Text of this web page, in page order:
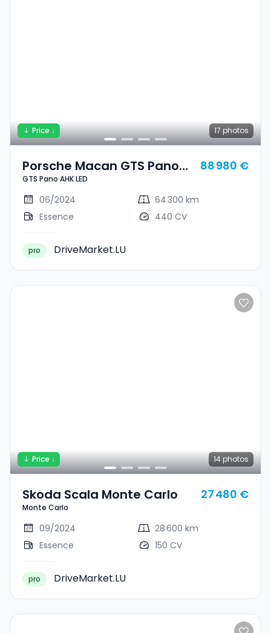
17 photos
Price ↓
Porsche Macan GTS Pano
AHK LED
GTS Pano AHK LED
88 980 €
06/2024
64 300 km
Essence
440 CV
pro DriveMarket.LU
14 photos
Price ↓
Skoda Scala Monte Carlo
Monte Carlo
27 480 €
09/2024
28 600 km
Essence
150 CV
pro DriveMarket.LU